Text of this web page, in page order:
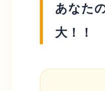
あなた
大！！